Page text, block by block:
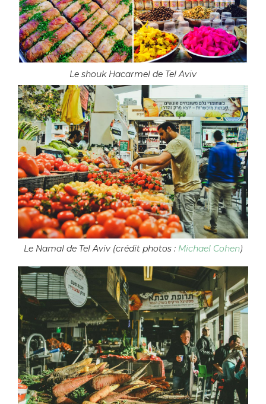
Le shouk Hacarmel de Tel Aviv
Le Namal de Tel Aviv (crédit photos : Michael Cohen)